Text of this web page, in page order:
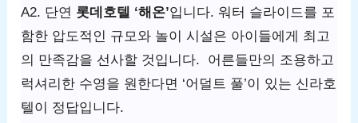
A2. 단연 롯데호텔 ‘해온’입니다. 워터 슬라이드를 포
함한 압도적인 규모와 놀이 시설은 아이들에게 최고
의 만족감을 선사할 것입니다. 어른들만의 조용하고
럭셔리한 수영을 원한다면 ‘어덜트 풀’이 있는 신라호
텔이 정답입니다.